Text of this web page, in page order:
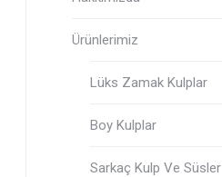
Ürünlerimiz
Lüks Zamak Kulplar
Boy Kulplar
Sarkaç Kulp Ve Süsler